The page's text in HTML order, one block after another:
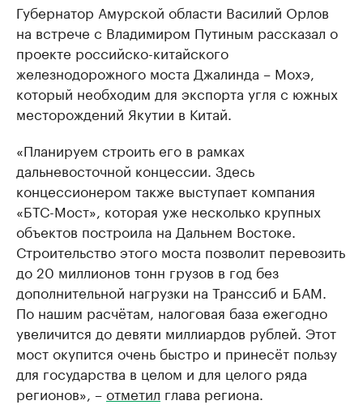
Губернатор Амурской области Василий Орлов
на встрече с Владимиром Путиным рассказал о
проекте российско-китайского
железнодорожного моста Джалинда – Мохэ,
который необходим для экспорта угля с южных
месторождений Якутии в Китай.
«Планируем строить его в рамках
дальневосточной концессии. Здесь
концессионером также выступает компания
«БТС-Мост», которая уже несколько крупных
объектов построила на Дальнем Востоке.
Строительство этого моста позволит перевозить
до 20 миллионов тонн грузов в год без
дополнительной нагрузки на Транссиб и БАМ.
По нашим расчётам, налоговая база ежегодно
увеличится до девяти миллиардов рублей. Этот
мост окупится очень быстро и принесёт пользу
для государства в целом и для целого ряда
регионов», –отметил глава региона.